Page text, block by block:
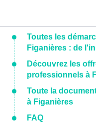
Toutes les
Figanières : de
Découvrez les
professionnels à
Toute la
à Figanières
FAQ